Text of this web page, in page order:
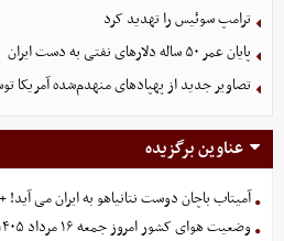
ترامپ سوئیس را تهدید کرد
پایان عمر ۵۰ ساله دلارهای نفتی به دست ایران
تصاویر جدید از پهپادهای منهدم‌شده آمریکا
عناوین برگزیده
آمیتاب باچان دوست نتانیاهو به ایران می
وضعیت هوای کشور امروز جمعه ۱۶ مرداد ۱۴۰۵